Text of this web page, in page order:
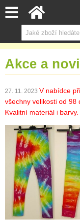
Akce a
27. 11. 2023 V nabídce
všechny velikosti od 98
Kvalitní materiál i